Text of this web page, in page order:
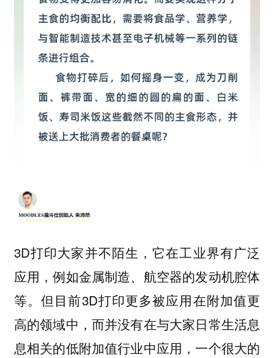
3D打印大家并不陌生，它在工业界有广泛
应用，例如金属制造、航空器的发动机腔体
等。但目前3D打印更多被应用在附加值更
高的领域中，而并没有在与大家日常生活息
息相关的低附加值行业中应用，一个很大的